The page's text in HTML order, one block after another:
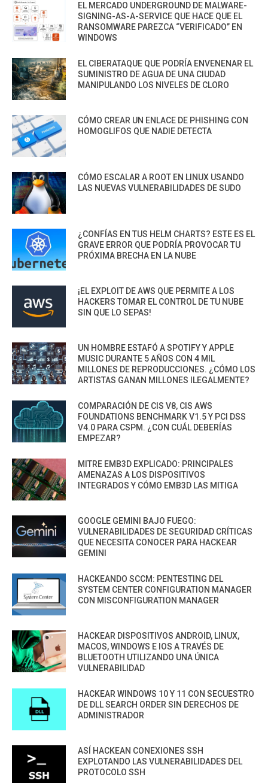
EL MERCADO UNDERGROUND DE MALWARE-
SIGNING-AS-A-SERVICE QUE HACE QUE EL
RANSOMWARE PAREZCA “VERIFICADO” EN
WINDOWS
EL CIBERATAQUE QUE PODRÍA ENVENENAR EL
SUMINISTRO DE AGUA DE UNA CIUDAD
MANIPULANDO LOS NIVELES DE CLORO
CÓMO CREAR UN ENLACE DE PHISHING CON
HOMOGLIFOS QUE NADIE DETECTA
CÓMO ESCALAR A ROOT EN LINUX USANDO
LAS NUEVAS VULNERABILIDADES DE SUDO
¿CONFÍAS EN TUS HELM CHARTS? ESTE ES EL
GRAVE ERROR QUE PODRÍA PROVOCAR TU
PRÓXIMA BRECHA EN LA NUBE
¡EL EXPLOIT DE AWS QUE PERMITE A LOS
HACKERS TOMAR EL CONTROL DE TU NUBE
SIN QUE LO SEPAS!
UN HOMBRE ESTAFÓ A SPOTIFY Y APPLE
MUSIC DURANTE 5 AÑOS CON 4 MIL
MILLONES DE REPRODUCCIONES. ¿CÓMO LOS
ARTISTAS GANAN MILLONES ILEGALMENTE?
COMPARACIÓN DE CIS V8, CIS AWS
FOUNDATIONS BENCHMARK V1.5 Y PCI DSS
V4.0 PARA CSPM. ¿CON CUÁL DEBERÍAS
EMPEZAR?
MITRE EMB3D EXPLICADO: PRINCIPALES
AMENAZAS A LOS DISPOSITIVOS
INTEGRADOS Y CÓMO EMB3D LAS MITIGA
GOOGLE GEMINI BAJO FUEGO:
VULNERABILIDADES DE SEGURIDAD CRÍTICAS
QUE NECESITA CONOCER PARA HACKEAR
GEMINI
HACKEANDO SCCM: PENTESTING DEL
SYSTEM CENTER CONFIGURATION MANAGER
CON MISCONFIGURATION MANAGER
HACKEAR DISPOSITIVOS ANDROID, LINUX,
MACOS, WINDOWS E IOS A TRAVÉS DE
BLUETOOTH UTILIZANDO UNA ÚNICA
VULNERABILIDAD
HACKEAR WINDOWS 10 Y 11 CON SECUESTRO
DE DLL SEARCH ORDER SIN DERECHOS DE
ADMINISTRADOR
ASÍ HACKEAN CONEXIONES SSH
EXPLOTANDO LAS VULNERABILIDADES DEL
PROTOCOLO SSH